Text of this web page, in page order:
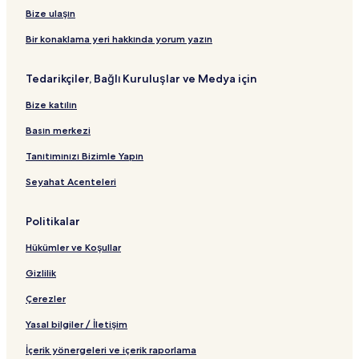
a
l
t
t
a
a
t
ı
ı
Bize ulaşın
Bir konaklama yeri hakkında yorum yazın
Tedarikçiler, Bağlı Kuruluşlar ve Medya için
Bize katılın
Basın merkezi
Tanıtımınızı Bizimle Yapın
Seyahat Acenteleri
Politikalar
Hükümler ve Koşullar
Gizlilik
Çerezler
Yasal bilgiler / İletişim
İçerik yönergeleri ve içerik raporlama